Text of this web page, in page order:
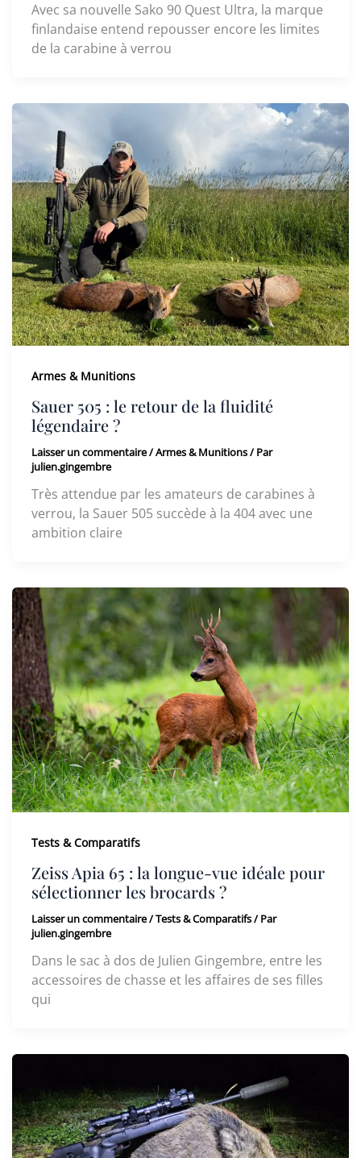
Avec sa nouvelle Sako 90 Quest Ultra, la marque
finlandaise entend repousser encore les limites
de la carabine à verrou
Armes & Munitions
Sauer 505 : le retour de la fluidité
légendaire ?
Laisser un commentaire/Armes & Munitions/ Par
julien.gingembre
Très attendue par les amateurs de carabines à
verrou, la Sauer 505 succède à la 404 avec une
ambition claire
Tests & Comparatifs
Zeiss Apia 65 : la longue-vue idéale pour
sélectionner les brocards ?
Laisser un commentaire/Tests & Comparatifs/ Par
julien.gingembre
Dans le sac à dos de Julien Gingembre, entre les
accessoires de chasse et les affaires de ses filles
qui